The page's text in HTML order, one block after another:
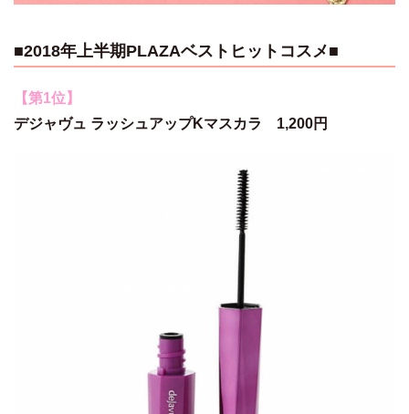
■2018年上半期PLAZAベストヒットコスメ■
【第1位】
デジャヴュ ラッシュアップKマスカラ 1,200円